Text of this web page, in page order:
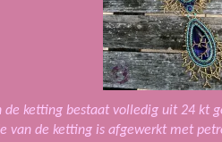
de ketting bestaat volledig uit 24 kt
van de ketting is afgewerkt met